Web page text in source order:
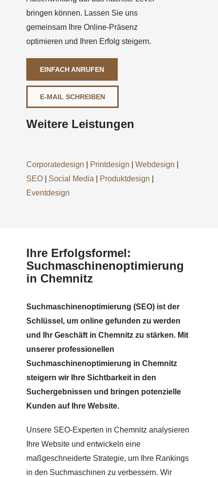
bringen können. Lassen Sie uns
gemeinsam Ihre Online-Präsenz
optimieren und Ihren Erfolg steigern.
EINFACH ANRUFEN
E-MAIL SCHREIBEN
Weitere Leistungen
Corporatedesign Printdesign Webdesign
SEO| Social Media Produktdesign
Eventdesign
Ihre Erfolgsformel:
Suchmaschinenoptimierung
in Chemnitz
Suchmaschinenoptimierung (SEO) ist der
Schlüssel, um online gefunden zu werden
und Ihr Geschäft in Chemnitz zu stärken. Mit
unserer professionellen
Suchmaschinenoptimierung in Chemnitz
steigern wir Ihre Sichtbarkeit in den
Suchergebnissen und bringen potenzielle
Kunden auf Ihre Website.
Unsere SEO-Experten in Chemnitz analysieren
Ihre Website und entwickeln eine
maßgeschneiderte Strategie, um Ihre Rankings
in den Suchmaschinen zu verbessern. Wir